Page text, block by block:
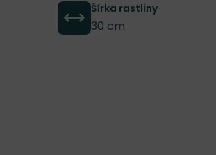
Šírka rastliny
30 cm